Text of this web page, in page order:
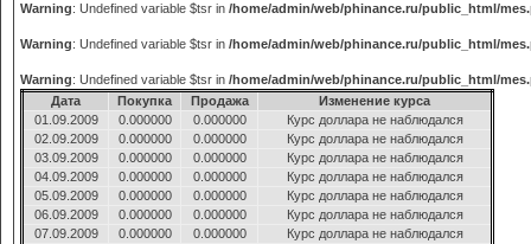
Warning: Undefined variable $tsr in /home/admin/web/phinance.ru/public_html/
Warning: Undefined variable $tsr in /home/admin/web/phinance.ru/public_html/
Warning: Undefined variable $tsr in /home/admin/web/phinance.ru/public_html/
Дата
Покупка Продажа
Изменение курса
01.09.2009
0.000000 0.000000
Курс доллара не наблюдался
02.09.2009
0.000000 0.000000
Курс доллара не наблюдался
03.09.2009
0.000000 0.000000
Курс доллара не наблюдался
04.09.2009
0.000000 0.000000
Курс доллара не наблюдался
05.09.2009
0.000000 0.000000
Курс доллара не наблюдался
06.09.2009
0.000000 0.000000
Курс доллара не наблюдался
07.09.2009
0.000000 0.000000
Курс доллара не наблюдался